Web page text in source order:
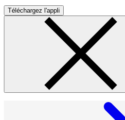
Téléchargez l'appli